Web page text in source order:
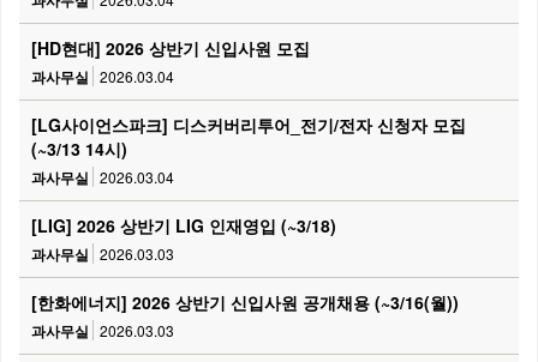
[HD현대] 2026 상반기 신입사원 모집
과사무실 2026.03.04
[LG사이언스파크] 디스커버리투어_전기/전자 신청자 모집
(~3/13 14시)
과사무실 2026.03.04
[LIG] 2026 상반기 LIG 인재영입 (~3/18)
과사무실 2026.03.03
[한화에너지] 2026 상반기 신입사원 공개채용 (~3/16(월))
과사무실 2026.03.03